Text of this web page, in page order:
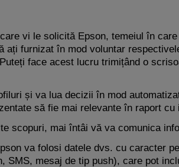
vi le solicită Epson, temeiul în
furnizat în mod voluntar
face acest lucru trimițând o
și va lua decizii în mod
să fie mai relevante în raport cu
scopuri, mai întâi vă va comunica
va folosi datele dvs. cu caracter
SMS, mesaj de tip push), care pot